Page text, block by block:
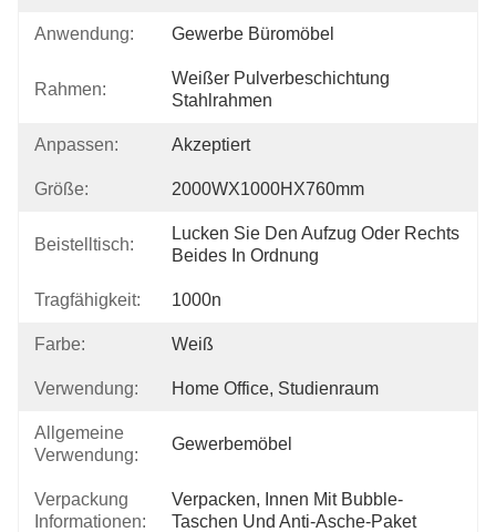
Anwendung: Gewerbe Büromöbel
Rahmen:
Weißer Pulverbeschichtung
Stahlrahmen
Anpassen: Akzeptiert
Größe: 2000WX1000HX760mm
Beistelltisch:
Lucken Sie Den Aufzug Oder Rechts
Beides In Ordnung
Tragfähigkeit: 1000n
Farbe: Weiß
Verwendung: Home Office, Studienraum
Allgemeine
Verwendung:
Gewerbemöbel
Verpackung
Informationen:
Verpacken, Innen Mit Bubble-
Taschen Und Anti-Asche-Paket